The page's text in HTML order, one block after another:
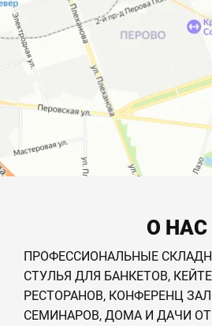
О НАС
ПРОФЕССИОНАЛЬНЫЕ
СТУЛЬЯ ДЛЯ БАНКЕТОВ,
РЕСТОРАНОВ, КОНФЕРЕНЦ
СЕМИНАРОВ, ДОМА И ДАЧИ